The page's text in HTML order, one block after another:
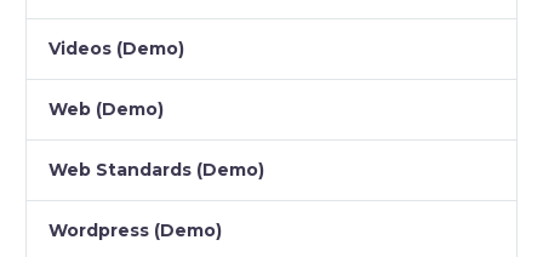
Videos (Demo)
Web (Demo)
Web Standards (Demo)
Wordpress (Demo)